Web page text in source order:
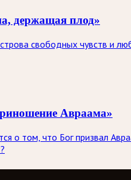
держащая плод»
свободных чувств и
Авраама»
о том, что Бог призвал